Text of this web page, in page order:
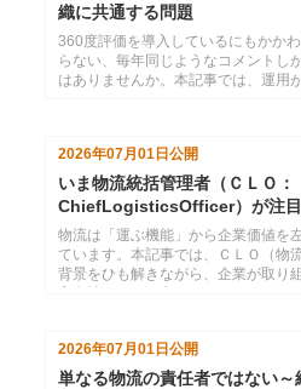
織に共通する問題
360度評価を導入しているにもかか
らない、毎年同じようなコメント
はありませんか。本記事では、運用
2026年07月01日 公開
いま物流統括管理者（ＣＬＯ：
ChiefLogisticsOfficer）が注目
2024年問題のその先へ
物流は「運ぶ機能」から企業価値を
ています。本記事では、ＣＬＯ（物
背景をひも解きながら、企業が取り
2026年07月01日公開
単なる物流の責任者ではない～